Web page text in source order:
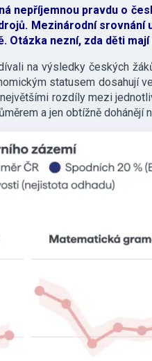
nepříjemnou pravdu o
Mezinárodní
Otázka nezní, zda děti
na výsledky českých
statusem dosahují
rozdíly mezi
a jen obtížně dohánějí